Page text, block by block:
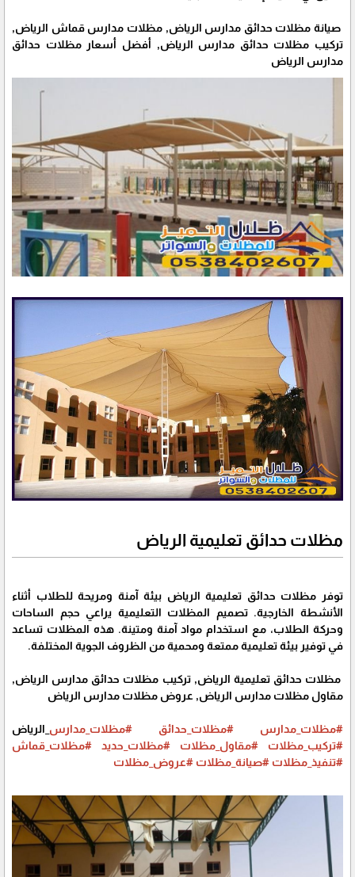
صيانة مظلات حدائق مدارس الرياض, مظلات مدارس قماش الرياض,
تركيب مظلات حدائق مدارس الرياض, أفضل أسعار مظلات حدائق
مدارس الرياض
مظلات حدائق تعليمية الرياض
توفر مظلات حدائق تعليمية الرياض بيئة آمنة ومريحة للطلاب أثناء
الأنشطة الخارجية. تصميم المظلات التعليمية يراعي حجم الساحات
وحركة الطلاب، مع استخدام مواد آمنة ومتينة. هذه المظلات تساعد
في توفير بيئة تعليمية ممتعة ومحمية من الظروف الجوية المختلفة.
مظلات حدائق تعليمية الرياض, تركيب مظلات حدائق مدارس الرياض,
مقاول مظلات مدارس الرياض, عروض مظلات مدارس الرياض
#مظلات_مدارس #مظلات_حدائق #مظلات_مدارس _الرياض
#تركيب_مظلات
#مقاول_مظلات #مظلات_حديد
#مظلات_قماش
#تنفيذ_مظلات #صيانة_مظلات #عروض_مظلات